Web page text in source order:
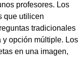
profesores. Los
que utilicen
tradicionales
y opción múltiple. Los
en una imagen,